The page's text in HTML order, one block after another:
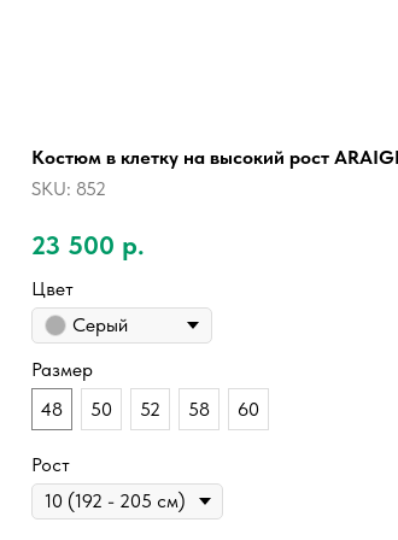
Костюм в клетку на высокий рост
SKU: 852
23 500 р.
Цвет
Серый
Размер
48
50 52 58 60
Рост